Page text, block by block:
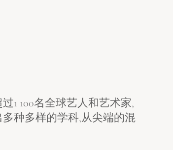
1 100名全球艺人和艺术家,
多种多样的学科,从尖端的混